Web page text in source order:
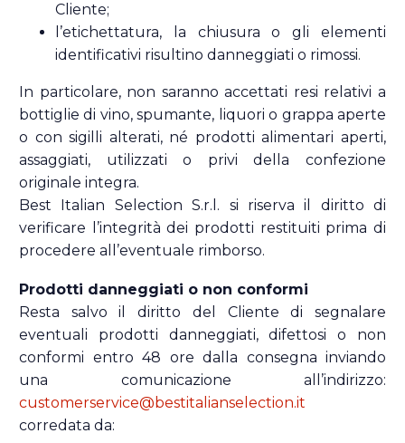
Cliente;
l’etichettatura, la chiusura o gli elementi
identificativi risultino danneggiati o rimossi.
In particolare, non saranno accettati resi relativi a
bottiglie di vino, spumante, liquori o grappa aperte
o con sigilli alterati, né prodotti alimentari aperti,
assaggiati, utilizzati o privi della confezione
originale integra.
Best Italian Selection S.r.l. si riserva il diritto di
verificare l’integrità dei prodotti restituiti prima di
procedere all’eventuale rimborso.
Prodotti danneggiati o non conformi
Resta salvo il diritto del Cliente di segnalare
eventuali prodotti danneggiati, difettosi o non
conformi entro 48 ore dalla consegna inviando
una comunicazione all’indirizzo:
customerservice@bestitalianselection.it
corredata da: